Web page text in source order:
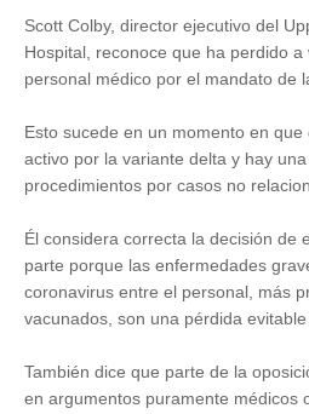
Scott Colby, director ejecutivo del
Hospital, reconoce que ha perdido
personal médico por el mandato de
Esto sucede en un momento en
activo por la variante delta y hay
procedimientos por casos no
Él considera correcta la decisión de
parte porque las enfermedades
coronavirus entre el personal, más
vacunados, son una pérdida evitable
También dice que parte de la
en argumentos puramente médicos